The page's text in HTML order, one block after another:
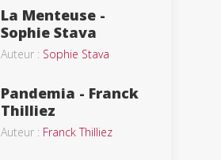
La Menteuse -
Sophie Stava
Auteur : Sophie Stava
Pandemia - Franck
Thilliez
Auteur : Franck Thilliez